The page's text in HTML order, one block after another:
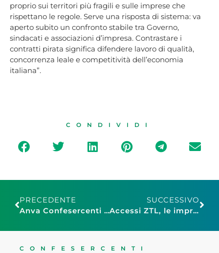
proprio sui territori più fragili e sulle imprese che
rispettano le regole. Serve una risposta di sistema: va
aperto subito un confronto stabile tra Governo,
sindacati e associazioni d’impresa. Contrastare i
contratti pirata significa difendere lavoro di qualità,
concorrenza leale e competitività dell’economia
italiana”.
CONDIVIDI
PRECEDENTE
Anva Confesercenti Modena: tornano le fiere di Sant’Antonio e San Geminiano il 17 e il 31 gennaio
SUCCESSIVO
Accessi ZTL, le imprese chiedono al MIT regole certe e l’approvazione del decreto sui massimali tariffari
CONFESERCENTI